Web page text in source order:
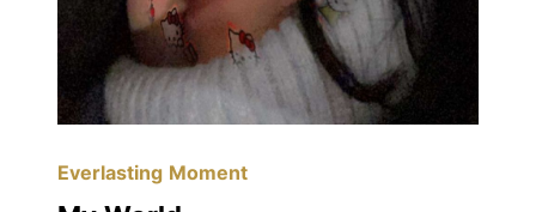
Everlasting Moment